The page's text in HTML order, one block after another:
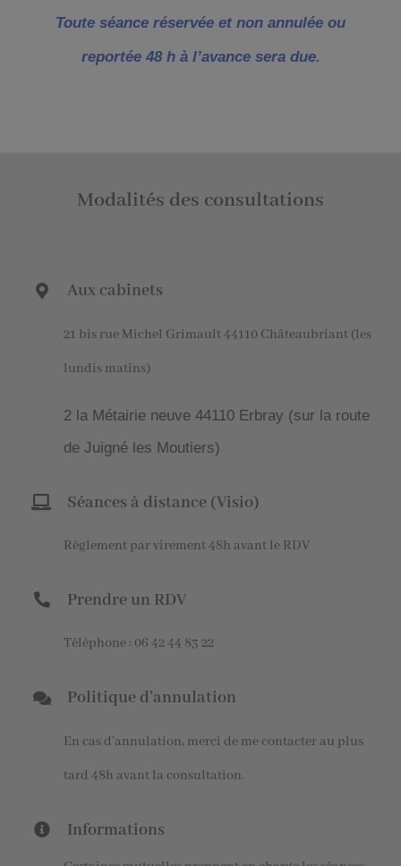
Toute séance réservée et non annulée ou
reportée 48 h à l’avance sera due.
Modalités des consultations
Aux cabinets
21 bis rue Michel Grimault 44110 Châteaubriant (les
lundis matins)
2 la Métairie neuve 44110 Erbray (sur la route
de Juigné les Moutiers)
Séances à distance (Visio)
Règlement par virement 48h avant le RDV
Prendre un RDV
Téléphone : 06 42 44 83 22
Politique d’annulation
En cas d’annulation, merci de me contacter au plus
tard 48h avant la consultation.
Informations